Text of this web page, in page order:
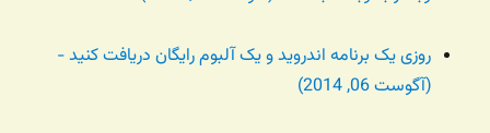
روزی یک برنامه اندروید و یک آلبوم رایگان دریافت کنید -
(آگوست 06, 2014)